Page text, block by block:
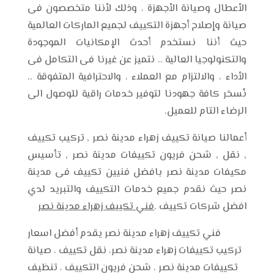
الأعطال وصيانة الأجهزة ، وذلك لأننا متخصصون فى
صيانة وإصلاح أجهزة التكييف لجميع الماركات العالمية
حيث أننا نستخدم أحدث الإمكانيات الموجودة
والتكنولوجيا العالية .. نتميز عن غيرنا فى التكامل فى
الأداء ، والالتزام مع العملاء ، والاحترافية المتفوقة ..
نُسخر كافة جهودنا لتوفير خدمات راقية للوصول الى
الرضاء التام للعميل.
أعمالنا صيانة تكييف زهراء مدينة نصر , تركيب تكييف
, نقل , شحن فريون تكييفات مدينة نصر , تأسيس
مكيفات مدينة نصر بافضل فنيين تكييف فى مدينة
نصر حيث نقدم جميع خدمات التكييف والتبريد لدي
افضل شركات تكييف .فني تكييف زهراء مدينة نصر
فني تكييف زهراء مدينة نصر يقدم أفضل اسعار
تركيب تكييفات زهراء مدينة نصر، نقل تكييف ، صيانة
تكييفات مدينة نصر ، شحن فريون التكييف ، تنظيف